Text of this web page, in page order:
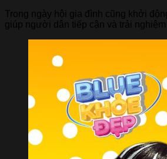
Trong ngày hội gia đình cũng khởi
giúp người dân tiếp cận và trải